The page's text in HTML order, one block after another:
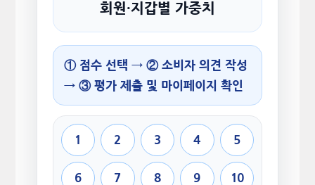
회원·지갑별 가중치
① 점수 선택 → ② 소비자 의견 작성
→ ③ 평가 제출 및 마이페이지 확인
1 2 3 4 5
6 7 8 9 10